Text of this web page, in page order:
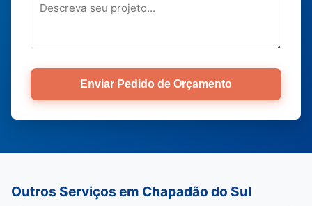
Enviar Pedido de Orçamento
Outros Serviços em Chapadão do Sul